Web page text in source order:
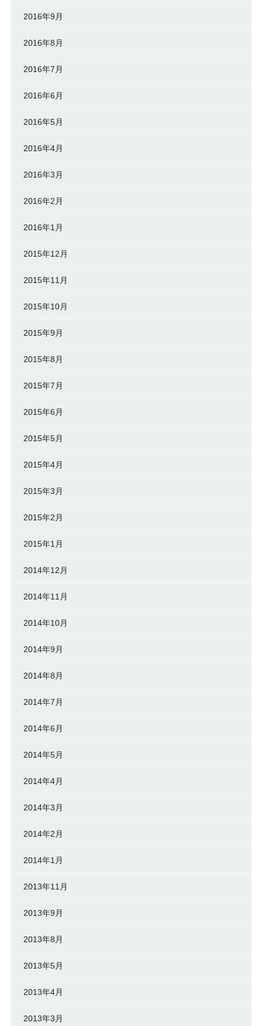
2016年9月
2016年8月
2016年7月
2016年6月
2016年5月
2016年4月
2016年3月
2016年2月
2016年1月
2015年12月
2015年11月
2015年10月
2015年9月
2015年8月
2015年7月
2015年6月
2015年5月
2015年4月
2015年3月
2015年2月
2015年1月
2014年12月
2014年11月
2014年10月
2014年9月
2014年8月
2014年7月
2014年6月
2014年5月
2014年4月
2014年3月
2014年2月
2014年1月
2013年11月
2013年9月
2013年8月
2013年5月
2013年4月
2013年3月